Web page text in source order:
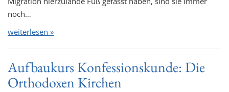
noch…
weiterlesen »
Aufbaukurs Konfessionskunde: Die
Orthodoxen Kirchen